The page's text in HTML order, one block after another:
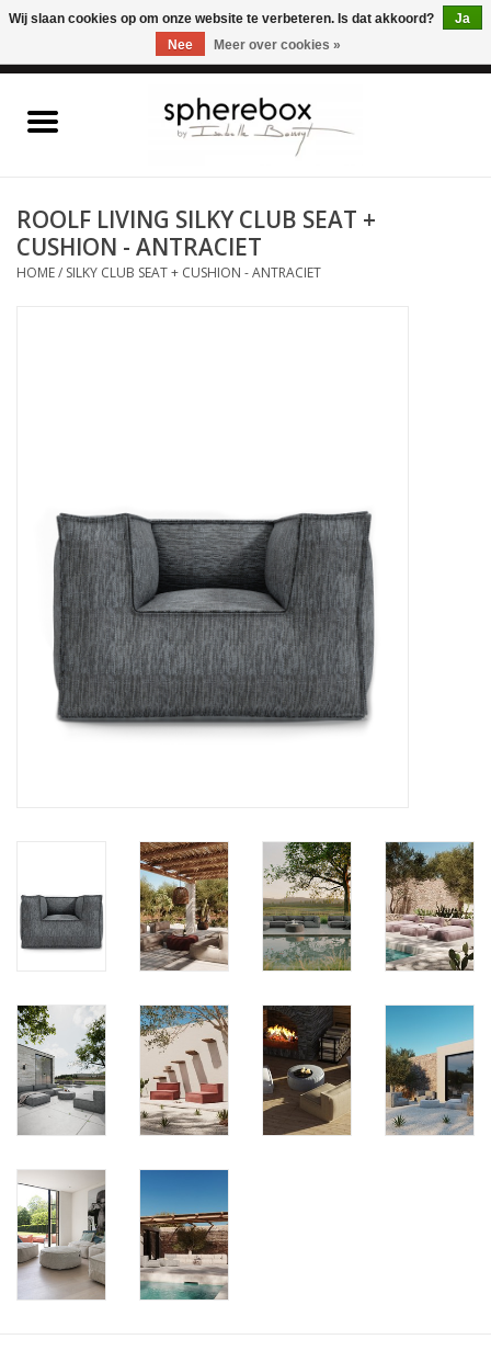
Home
MEUBELEN
Merken
ROOLF LIVING SILKY CLUB SEAT +
CUSHION - ANTRACIET
HOME/ SILKY CLUB SEAT + CUSHION - ANTRACIET
Wij slaan cookies op om onze website te verbeteren. Is dat akkoord?
Ja
Nee
Meer over cookies »
ONLINE WINKEL VOOR WOONACCESSOIRES, MEUBELEN & KUNST – GRATIS